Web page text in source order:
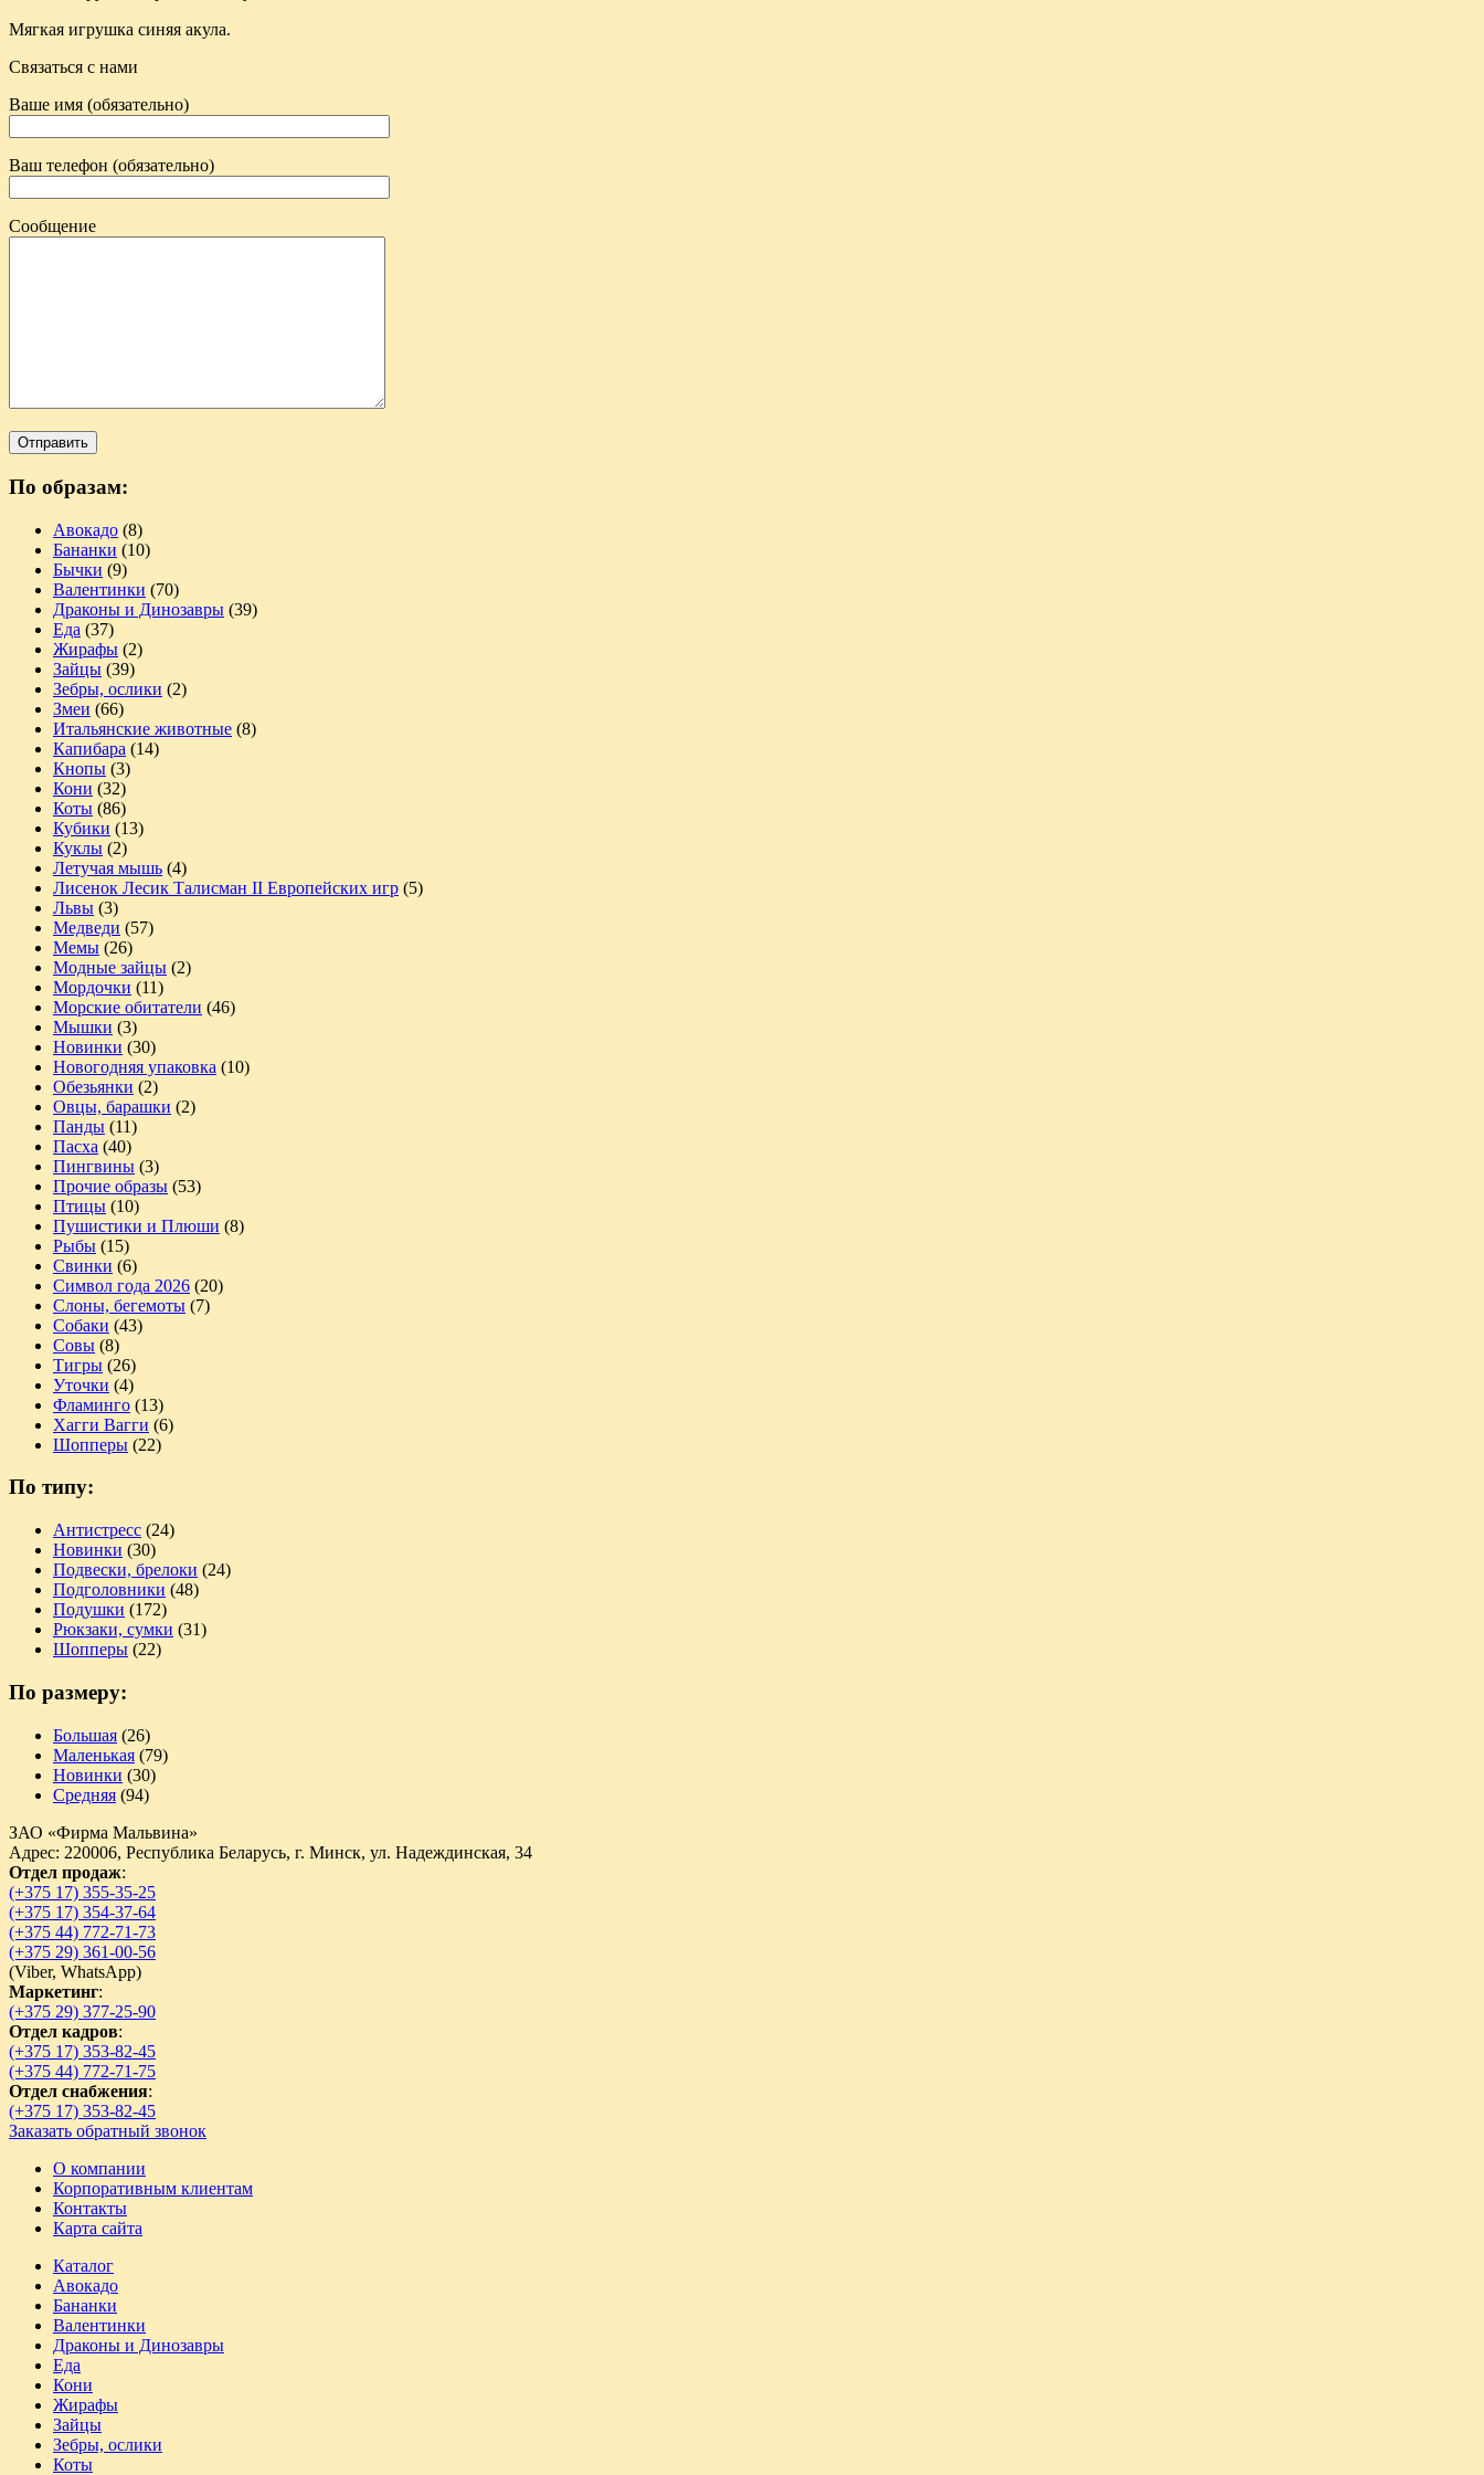
Мягкая игрушка синяя акула.
Связаться с нами
Ваше имя (обязательно)
Ваш телефон (обязательно)
Сообщение
По образам:
Авокадо (8)
Бананки (10)
Бычки (9)
Валентинки (70)
Драконы и Динозавры (39)
Еда (37)
Жирафы (2)
Зайцы (39)
Зебры, ослики (2)
Змеи (66)
Итальянские животные (8)
Капибара (14)
Кнопы (3)
Кони (32)
Коты (86)
Кубики (13)
Куклы (2)
Летучая мышь (4)
Лисенок Лесик Талисман II Европейских игр (5)
Львы (3)
Медведи (57)
Мемы (26)
Модные зайцы (2)
Мордочки (11)
Морские обитатели (46)
Мышки (3)
Новинки (30)
Новогодняя упаковка (10)
Обезьянки (2)
Овцы, барашки (2)
Панды (11)
Пасха (40)
Пингвины (3)
Прочие образы (53)
Птицы (10)
Пушистики и Плюши (8)
Рыбы (15)
Свинки (6)
Символ года 2026 (20)
Слоны, бегемоты (7)
Собаки (43)
Совы (8)
Тигры (26)
Уточки (4)
Фламинго (13)
Хагги Вагги (6)
Шопперы (22)
По типу:
Антистресс (24)
Новинки (30)
Подвески, брелоки (24)
Подголовники (48)
Подушки (172)
Рюкзаки, сумки (31)
Шопперы (22)
По размеру:
Большая (26)
Маленькая (79)
Новинки (30)
Средняя (94)
ЗАО «Фирма Мальвина»
Адрес: 220006, Республика Беларусь, г. Минск, ул. Надеждинская, 34
Отдел продаж:
(+375 17) 355-35-25
(+375 17) 354-37-64
(+375 44) 772-71-73
(+375 29) 361-00-56
(Viber, WhatsApp)
Маркетинг:
(+375 29) 377-25-90
Отдел кадров:
(+375 17) 353-82-45
(+375 44) 772-71-75
Отдел снабжения:
(+375 17) 353-82-45
Заказать обратный звонок
О компании
Корпоративным клиентам
Контакты
Карта сайта
Каталог
Авокадо
Бананки
Валентинки
Драконы и Динозавры
Еда
Кони
Жирафы
Зайцы
Зебры, ослики
Коты